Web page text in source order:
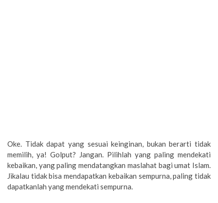
Oke. Tidak dapat yang sesuai keinginan, bukan berarti tidak
memilih, ya! Golput? Jangan. Pilihlah yang paling mendekati
kebaikan, yang paling mendatangkan maslahat bagi umat Islam.
Jikalau tidak bisa mendapatkan kebaikan sempurna, paling tidak
dapatkanlah yang mendekati sempurna.